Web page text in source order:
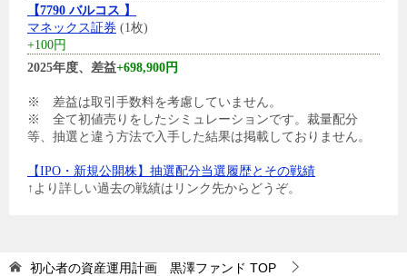
【7790 バルコス 】
マネックス証券 (1枚)
+100円
2025年度、差益+698,900円
※ 差益は取引手数料を考慮していません。
※ 全て初値売りをしたシミュレーションです。裁量配分
等、抽選と違う方法で入手した結果は掲載しておりません。
【IPO・新規公開株】抽選配分当選履歴とその戦績
↑より詳しい過去の戦績はリンク先からどうぞ。
初心者の資産運用計画 黒澤ファンド TOP